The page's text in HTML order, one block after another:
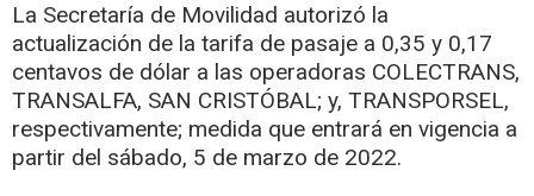
La Secretaría de Movilidad autorizó la
actualización de la tarifa de pasaje a 0,35 y 0,17
centavos de dólar a las operadoras COLECTRANS,
TRANSALFA, SAN CRISTÓBAL; y, TRANSPORSEL,
respectivamente; medida que entrará en vigencia a
partir del sábado, 5 de marzo de 2022.